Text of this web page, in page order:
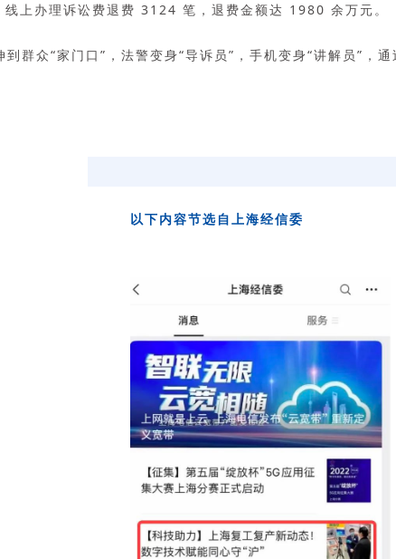
上办理诉讼费退费 3124 笔，退费金额达 1980 余万元。
群众“家门口”，法警变身“导诉员”，手机变身“讲解员”，
以下内容节选自上海经信委